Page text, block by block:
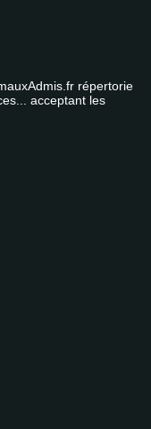
répertorie
acceptant les